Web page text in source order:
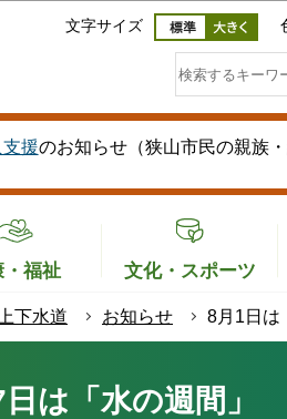
このページの本文へ移動
文字サイズ
援のお知らせ（狭山市民の親族
・福祉 文化・スポーツ
上下水道 お知らせ 8月1日は
は「水の週間」